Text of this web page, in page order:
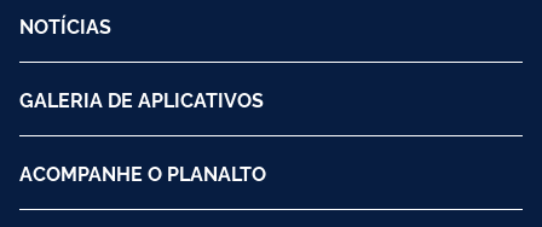
NOTÍCIAS
GALERIA DE APLICATIVOS
ACOMPANHE O PLANALTO